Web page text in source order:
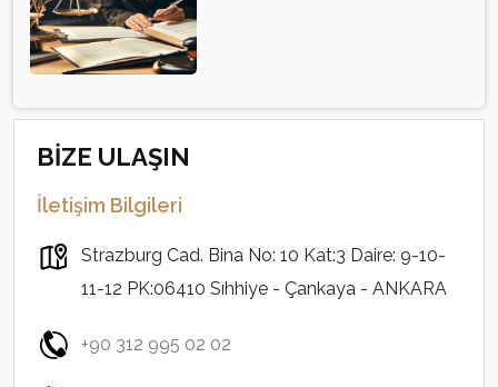
BİZE ULAŞIN
İletişim Bilgileri
Strazburg Cad. Bina No: 10 Kat:3 Daire: 9-10-
11-12 PK:06410 Sıhhiye - Çankaya - ANKARA
+90 312 995 02 02